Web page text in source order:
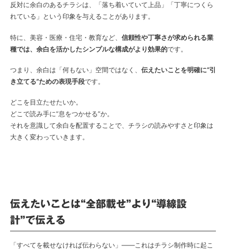
反対に余白のあるチラシは、「落ち着いていて上品」「丁寧につくら
れている」という印象を与えることがあります。
特に、美容・医療・住宅・教育など、 信頼性や丁寧さが求められる業
種では、余白を活かしたシンプルな構成がより効果的です。
つまり、余白は「何もない」空間ではなく、 伝えたいことを明確に“引
き立てる”ための表現手段です。
どこを目立たせたいか。
どこで読み手に“息をつかせる”か。
それを意識して余白を配置することで、チラシの読みやすさと印象は
大きく変わっていきます。
伝えたいことは“全部載せ”より“導線設
計”で伝える
「すべてを載せなければ伝わらない」――これはチラシ制作時に起こ